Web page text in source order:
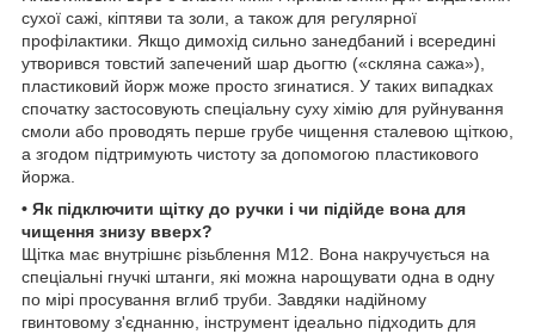
сухої сажі, кіптяви та золи, а також для регулярної
профілактики. Якщо димохід сильно занедбаний і всередині
утворився товстий запечений шар дьогтю («скляна сажа»),
пластиковий йорж може просто згинатися. У таких випадках
спочатку застосовують спеціальну суху хімію для руйнування
смоли або проводять перше грубе чищення сталевою щіткою,
а згодом підтримують чистоту за допомогою пластикового
йоржа.
• Як підключити щітку до ручки і чи підійде вона для
чищення знизу вверх?
Щітка має внутрішнє різьблення М12. Вона накручується на
спеціальні гнучкі штанги, які можна нарощувати одна в одну
по мірі просування вглиб труби. Завдяки надійному
гвинтовому з'єднанню, інструмент ідеально підходить для